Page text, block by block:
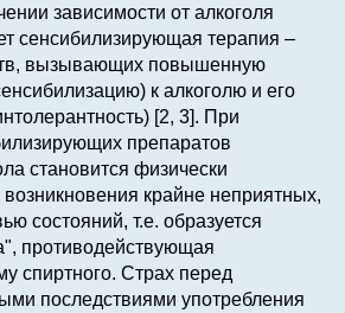
зависимости от алкоголя
сенсибилизирующая терапия –
вызывающих повышенную
к алкоголю и его
[2, 3]. При
препаратов
становится физически
крайне неприятных,
состояний, т.е. образуется
противодействующая
спиртного. Страх перед
последствиями употребления